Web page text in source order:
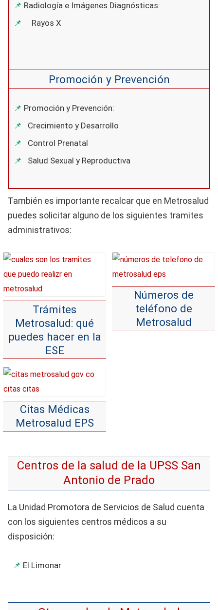
Radiología e Imágenes Diagnósticas:
Rayos X
Promoción y Prevención
Promoción y Prevención:
Crecimiento y Desarrollo
Control Prenatal
Salud Sexual y Reproductiva
También es importante recalcar que en Metrosalud
puedes solicitar alguno de los siguientes tramites
administrativos:
Trámites
Metrosalud: qué
puedes hacer en la
ESE
Números de
teléfono de
Metrosalud
Citas Médicas
Metrosalud EPS
Centros de la salud de la UPSS San
Antonio de Prado
La Unidad Promotora de Servicios de Salud cuenta
con los siguientes centros médicos a su
disposición:
El Limonar